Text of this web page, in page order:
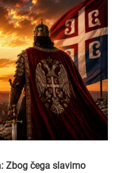
Zbog čega slavimo